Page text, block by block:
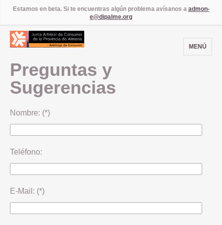
Estamos en beta. Si te encuentras algún problema avísanos a admon-
e@dipalme.org
MENÚ
Preguntas y
Sugerencias
Nombre: (*)
Teléfono:
E-Mail: (*)